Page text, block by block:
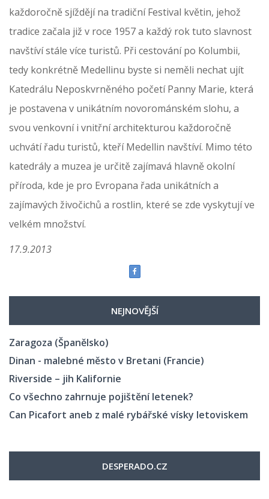
každoročně sjíždějí na tradiční Festival květin, jehož
tradice začala již v roce 1957 a každý rok tuto slavnost
navštíví stále více turistů. Při cestování po Kolumbii,
tedy konkrétně Medellinu byste si neměli nechat ujít
Katedrálu Neposkvrněného početí Panny Marie, která
je postavena v unikátním novorománském slohu, a
svou venkovní i vnitřní architekturou každoročně
uchvátí řadu turistů, kteří Medellin navštíví. Mimo této
katedrály a muzea je určitě zajímavá hlavně okolní
příroda, kde je pro Evropana řada unikátních a
zajímavých živočichů a rostlin, které se zde vyskytují ve
velkém množství.
17.9.2013
NEJNOVĚJŠÍ
Zaragoza (Španělsko)
Dinan - malebné město v Bretani (Francie)
Riverside – jih Kalifornie
Co všechno zahrnuje pojištění letenek?
Can Picafort aneb z malé rybářské vísky letoviskem
DESPERADO.CZ